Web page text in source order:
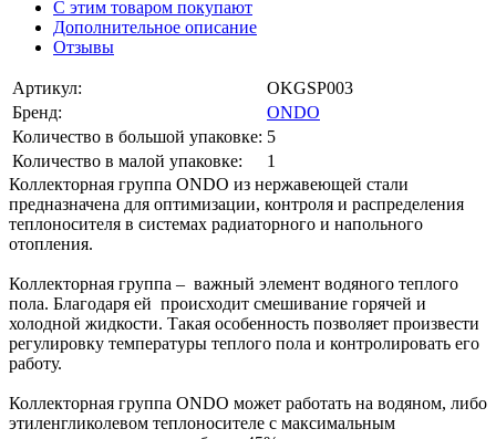
С этим товаром покупают
Дополнительное описание
Отзывы
Артикул:
OKGSP003
Бренд:
ONDO
Количество в большой упаковке: 5
Количество в малой упаковке:
1
Коллекторная группа ONDO из нержавеющей стали
предназначена для оптимизации, контроля и распределения
теплоносителя в системах радиаторного и напольного
отопления.
Коллекторная группа – важный элемент водяного теплого
пола. Благодаря ей происходит смешивание горячей и
холодной жидкости. Такая особенность позволяет произвести
регулировку температуры теплого пола и контролировать его
работу.
Коллекторная группа ONDO может работать на водяном, либо
этиленгликолевом теплоносителе с максимальным